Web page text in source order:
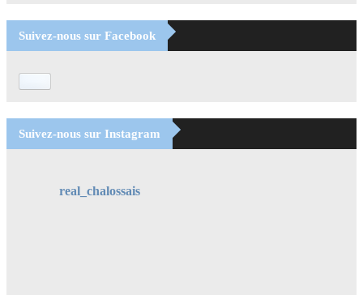
Suivez-nous sur Facebook
Suivez-nous sur Instagram
real_chalossais